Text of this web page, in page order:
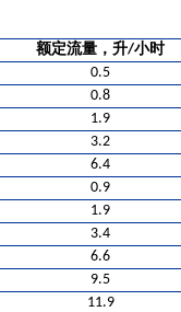
额定流量，升/小时
0.5
0.8
1.9
3.2
6.4
0.9
1.9
3.4
6.6
9.5
11.9